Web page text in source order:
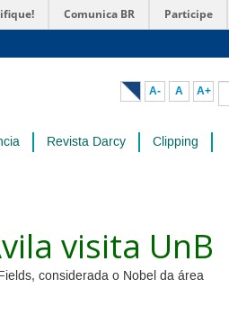
Comunica BR Participe
A- A A+
Revista Darcy Clipping
visita UnB
considerada o Nobel da área